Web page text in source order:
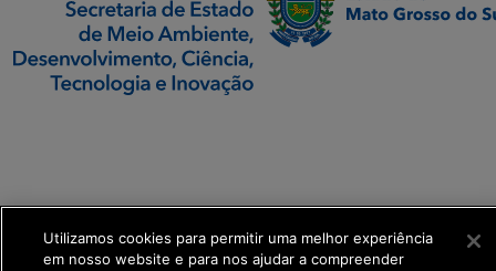
get_footer();
Utilizamos cookies para permitir uma melhor experiência
em nosso website e para nos ajudar a compreender